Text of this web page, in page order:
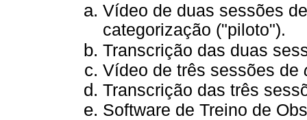
Vídeo de duas sessões
categorização ("piloto").
Transcrição das duas
Vídeo de três sessões de
Transcrição das três
Software de Treino de